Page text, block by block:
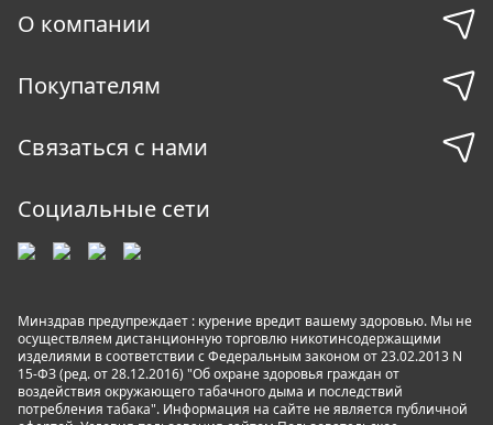
О компании
Покупателям
Связаться с нами
Социальные сети
Минздрав предупреждает : курение вредит вашему здоровью. Мы не
осуществляем дистанционную торговлю никотинсодержащими
изделиями в соответствии с Федеральным законом от 23.02.2013 N
15-ФЗ (ред. от 28.12.2016) "Об охране здоровья граждан от
воздействия окружающего табачного дыма и последствий
потребления табака". Информация на сайте не является публичной